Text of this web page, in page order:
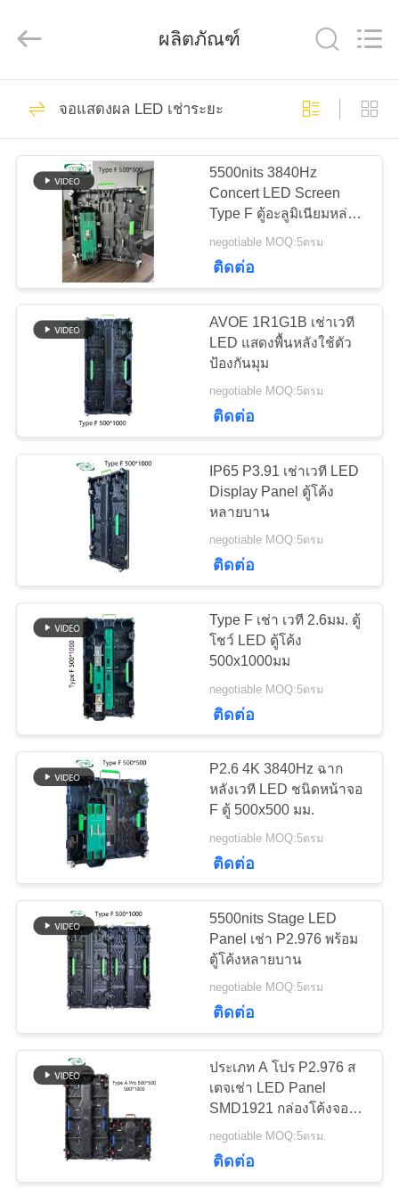
บ้าน
สินค้า
เรา
โรงงาน
ติดต่อ
ข่าว
บล็อก
VR
แผนผัง
เว็บไซต์
Zhen
AVOE
Co.,
Reserved.
จอแสดงผล LED คงที่
กลางแจ้ง
จอแสดงผล LED คงที่
ในร่ม
76
หน้าจอ LED กระจก
ใส
38
จอแสดงผล LED เช่า
ระยะ
จอแสดงผล LED
พิทช์ชั้นดี
จอแสดงผล LED เช่า
กลางแจ้ง
67
ผลิตภัณฑ์
จอแสดงผล LED เช่าระยะ
5500nits 3840Hz
Concert LED Screen
Type F ตู้อะลูมิเนียมหล่อ
ขึ้นรูป
negotiable MOQ:5ตรม
ติดต่อ
AVOE 1R1G1B เช่าเวที
LED แสดงพื้นหลังใช้ตัว
ป้องกันมุม
negotiable MOQ:5ตรม
ติดต่อ
IP65 P3.91 เช่าเวที LED
Display Panel ตู้โค้ง
หลายบาน
negotiable MOQ:5ตรม
ติดต่อ
Type F เช่า เวที 2.6มม. ตู้
โชว์ LED ตู้โค้ง
500x1000มม
negotiable MOQ:5ตรม
ติดต่อ
P2.6 4K 3840Hz ฉาก
หลังเวที LED ชนิดหน้าจอ
F ตู้ 500x500 มม.
negotiable MOQ:5ตรม
ติดต่อ
5500nits Stage LED
Panel เช่า P2.976 พร้อม
ตู้โค้งหลายบาน
negotiable MOQ:5ตรม
ติดต่อ
ประเภท A โปร P2.976 ส
เตจเช่า LED Panel
SMD1921 กล่องโค้งจอลูก
บาคาร่า 5000Nits
negotiable MOQ:5ตรม.
ติดต่อ